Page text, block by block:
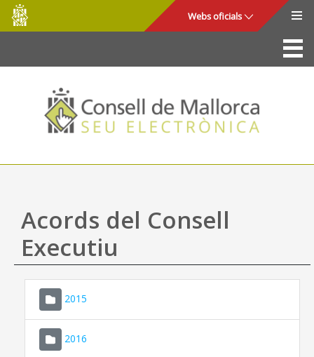
Salta al contingut principal
Consell
de
Mallorca
Webs oficials
La Seu
Consell de Mallorca
Accés i seguretat
Utilitats
Ajuda
Acords del Consell
Executiu
2015
2016